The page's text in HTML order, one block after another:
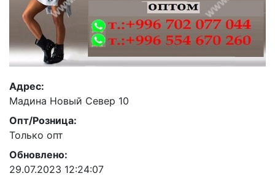
Адрес:
Мадина Новый Север 10
Опт/Розница:
Только опт
Обновлено:
29.07.2023 12:24:07